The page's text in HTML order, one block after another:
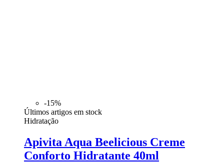
-15%
Últimos artigos em stock
Hidratação
Apivita Aqua Beelicious Creme
Conforto Hidratante 40ml